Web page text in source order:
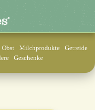
Obst Milchprodukte
Getreide
Geschenke